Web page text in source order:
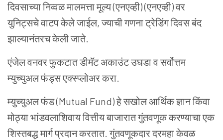
दिवसाच्या निव्वळ मालमत्ता मूल्य (एनएव्ही) (एनएव्ही) वर
युनिट्सचे वाटप केले जाईल, ज्याची गणना ट्रेडिंग दिवस बंद
झाल्यानंतरच केली जाते.
एंजेल वनवर फुकटात डीमॅट अकाउंट उघडा व सर्वोत्तम
म्युच्युअल फंड्स एक्स्प्लोअर करा.
म्युच्युअल फंड (Mutual Fund) हे सखोल आर्थिक ज्ञान किंवा
मोठ्या भांडवलाशिवाय वित्तीय बाजारात गुंतवणूक करण्याचा एक
शिस्तबद्ध मार्ग प्रदान करतात. गुंतवणूकदार दरमहा केवळ